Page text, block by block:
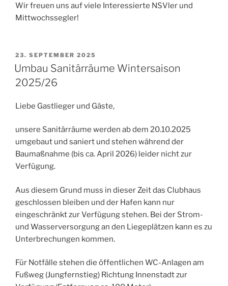
Wir freuen uns auf viele Interessierte NSVler und
Mittwochssegler!
VERÖFFENTLICHT
AM
23. SEPTEMBER 2025
Umbau Sanitärräume Wintersaison
2025/26
Liebe Gastlieger und Gäste,
unsere Sanitärräume werden ab dem 20.10.2025
umgebaut und saniert und stehen während der
Baumaßnahme (bis ca. April 2026) leider nicht zur
Verfügung.
Aus diesem Grund muss in dieser Zeit das Clubhaus
geschlossen bleiben und der Hafen kann nur
eingeschränkt zur Verfügung stehen. Bei der Strom-
und Wasserversorgung an den Liegeplätzen kann es zu
Unterbrechungen kommen.
Für Notfälle stehen die öffentlichen WC-Anlagen am
Fußweg (Jungfernstieg) Richtung Innenstadt zur